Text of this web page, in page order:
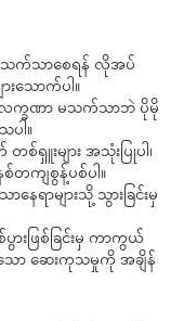
ာသက်သာစေရန် လိုအပ်
သောက်ပါ။
လက္ခဏာ မသက်သာဘဲ ပိုမို
ပါ။
စ်ရှူးများ အသုံးပြုပါ၊
စ်တကျစွန့်ပစ်ပါ။
ေရာများသို့ သွားခြင်းမှ
ားဖြစ်ခြင်းမှ ကာကွယ်
ော ဆေးကုသမှုကို အချိန်